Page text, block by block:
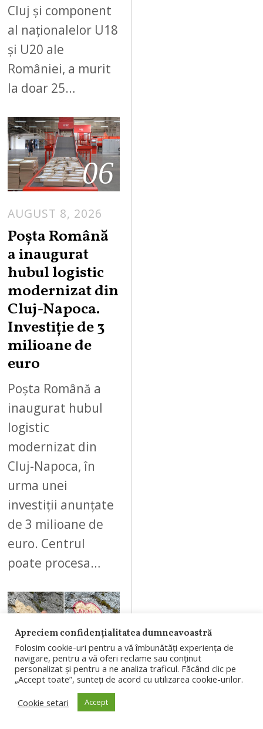
Cluj și component
al naționalelor U18
și U20 ale
României, a murit
la doar 25…
06
AUGUST 8, 2026
Poșta Română
a inaugurat
hubul logistic
modernizat din
Cluj-Napoca.
Investiție de 3
milioane de
euro
Poșta Română a
inaugurat hubul
logistic
modernizat din
Cluj-Napoca, în
urma unei
investiții anunțate
de 3 milioane de
euro. Centrul
poate procesa…
07
AUGUST 7, 2026
Bărbatul care a
Apreciem confidențialitatea dumneavoastră
Folosim cookie-uri pentru a vă îmbunătăți experiența de
navigare, pentru a vă oferi reclame sau conținut
personalizat și pentru a ne analiza traficul. Făcând clic pe
„Accept toate”, sunteți de acord cu utilizarea cookie-urilor.
Cookie setari
Accept